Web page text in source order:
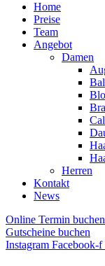
Home
Preise
Team
Angebot
Damen
Herren
Kontakt
News
Online Termin buchen
Gutscheine buchen
Instagram Facebook-f